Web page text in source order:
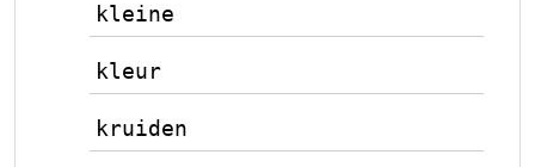
kleine
kleur
kruiden